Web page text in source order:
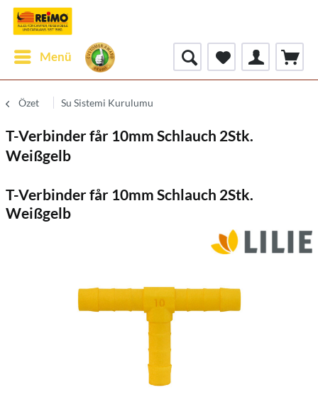
Menü
Özet Su Sistemi Kurulumu
T-Verbinder får 10mm Schlauch 2Stk.
Weißgelb
T-Verbinder får 10mm Schlauch 2Stk.
Weißgelb